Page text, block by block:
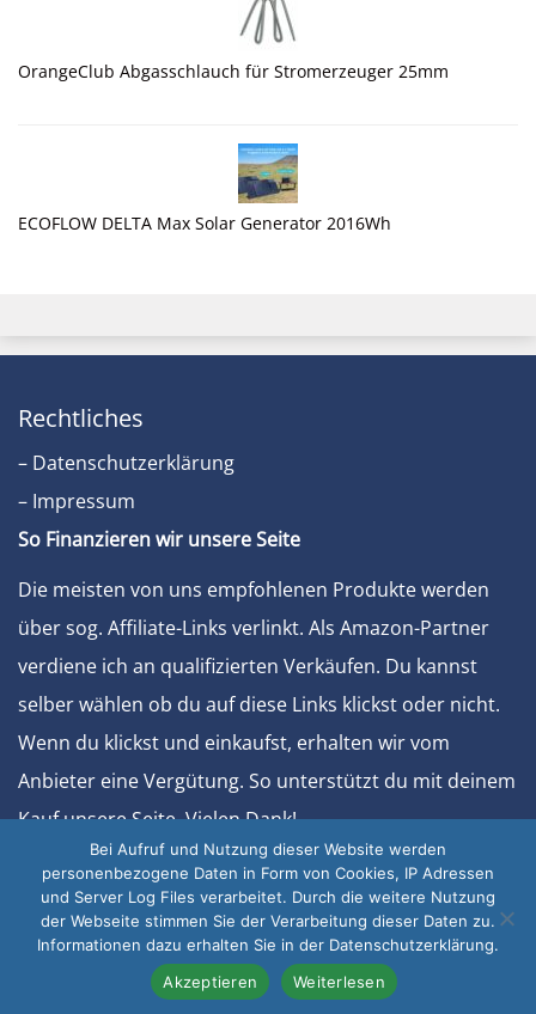
OrangeClub Abgasschlauch für Stromerzeuger 25mm
ECOFLOW DELTA Max Solar Generator 2016Wh
Rechtliches
– Datenschutzerklärung
– Impressum
So Finanzieren wir unsere Seite
Die meisten von uns empfohlenen Produkte werden
über sog. Affiliate-Links verlinkt. Als Amazon-Partner
verdiene ich an qualifizierten Verkäufen. Du kannst
selber wählen ob du auf diese Links klickst oder nicht.
Wenn du klickst und einkaufst, erhalten wir vom
Anbieter eine Vergütung. So unterstützt du mit deinem
Kauf unsere Seite. Vielen Dank!
Sonstiges
– Werben Sie bei uns
© 2026 - Stromerzeuger-Generatoren.de
Bei Aufruf und Nutzung dieser Website werden
personenbezogene Daten in Form von Cookies, IP Adressen
und Server Log Files verarbeitet. Durch die weitere Nutzung
der Webseite stimmen Sie der Verarbeitung dieser Daten zu.
Informationen dazu erhalten Sie in der Datenschutzerklärung.
Akzeptieren
Weiterlesen